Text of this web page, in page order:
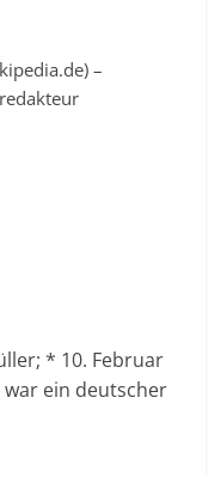
–
* 10. Februar
war ein deutscher